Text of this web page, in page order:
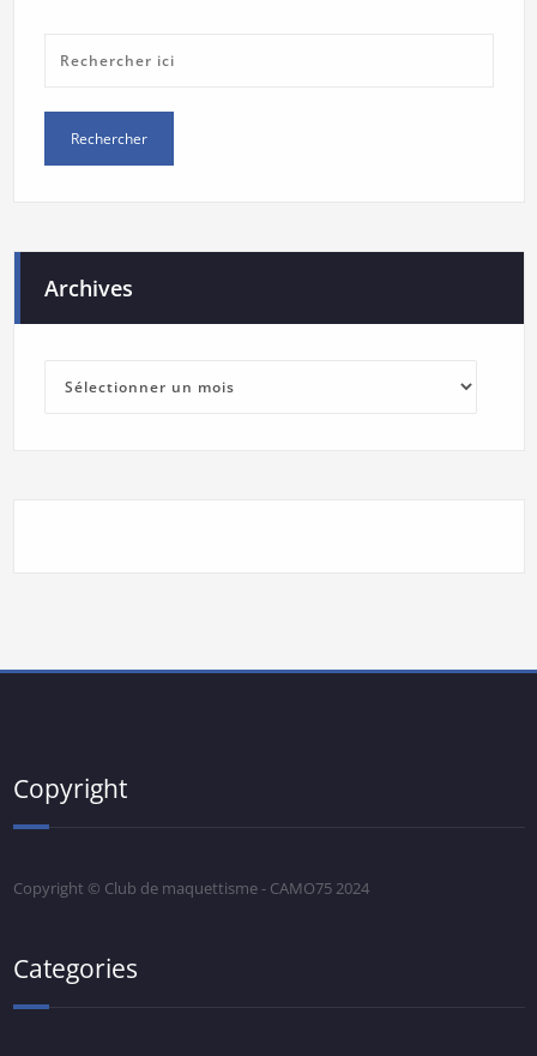
Archives
Copyright
Copyright © Club de maquettisme - CAMO75 2024
Categories